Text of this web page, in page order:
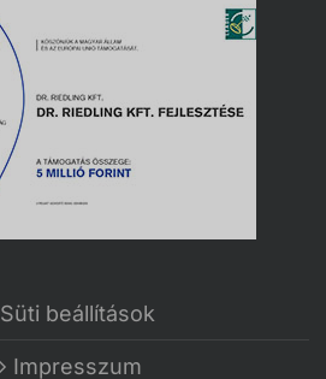
Süti beállítások
Impresszum